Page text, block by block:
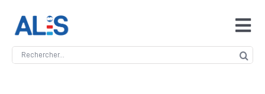
content
Search
Accueil